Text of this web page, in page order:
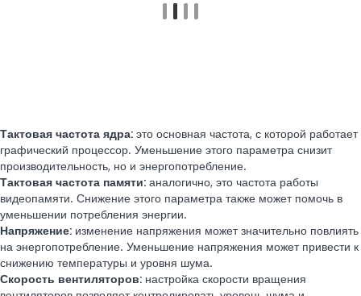
Тактовая частота ядра: это основная частота, с которой работает
графический процессор. Уменьшение этого параметра снизит
производительность, но и энергопотребление.
Тактовая частота памяти: аналогично, это частота работы
видеопамяти. Снижение этого параметра также может помочь в
уменьшении потребления энергии.
Напряжение: изменение напряжения может значительно повлиять
на энергопотребление. Уменьшение напряжения может привести к
снижению температуры и уровня шума.
Скорость вентиляторов: настройка скорости вращения